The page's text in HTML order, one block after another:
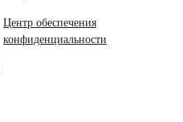
Центр обеспечения
конфиденциальности